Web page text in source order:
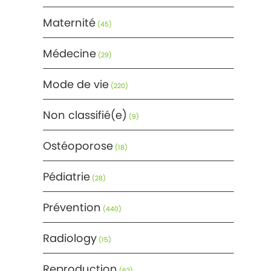
Maternité(45)
Médecine(29)
Mode de vie(220)
Non classifié(e) (9)
Ostéoporose(18)
Pédiatrie(28)
Prévention (440)
Radiology(15)